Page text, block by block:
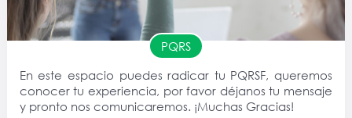
PQRS
En este espacio puedes radicar tu PQRSF, queremos
conocer tu experiencia, por favor déjanos tu mensaje
y pronto nos comunicaremos. ¡Muchas Gracias!